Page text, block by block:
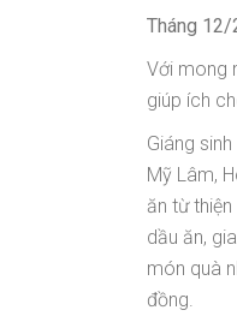
Tháng 12/
Với mong
giúp ích
Giáng
Mỹ Lâm,
ăn từ
dầu ăn,
món quà
đồng.